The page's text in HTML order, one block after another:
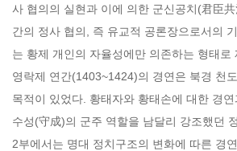
사 협의의 실현과 이에 의한 군신공치(君臣
간의 정사 협의, 즉 유교적 공론장으로서의
는 황제 개인의 자율성에만 의존하는 형태로
영락제 연간(1403~1424)의 경연은 북경 천
목적이 있었다. 황태자와 황태손에 대한 경
수성(守成)의 군주 역할을 남달리 강조했던
2부에서는 명대 정치구조의 변화에 따른 경